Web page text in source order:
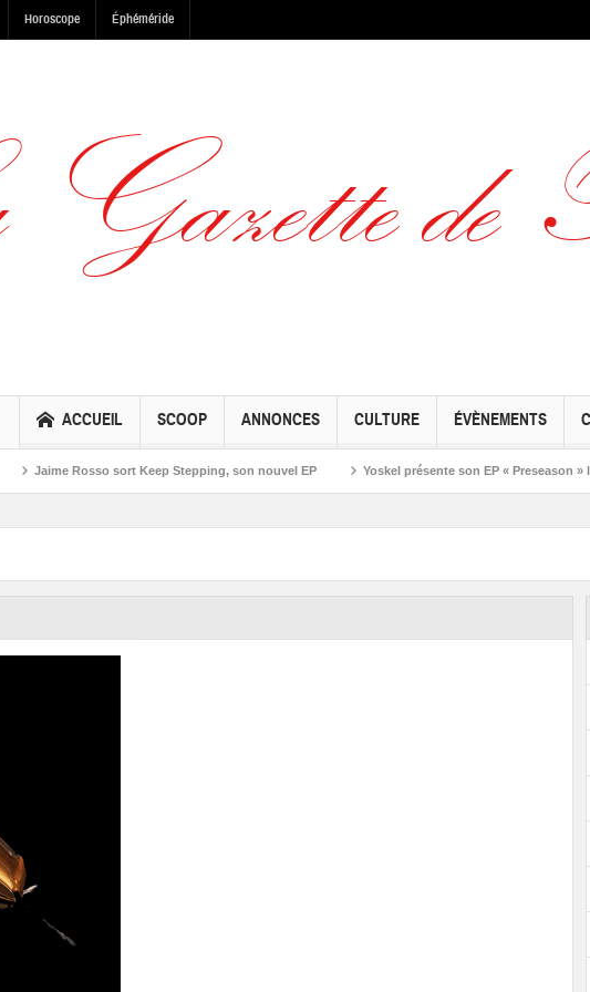
Horoscope Éphéméride
ACCUEIL SCOOP ANNONCES CULTURE ÉVÈNEMENTS
Jaime Rosso sort Keep Stepping, son nouvel EP Yoskel présente son EP « Preseason » le